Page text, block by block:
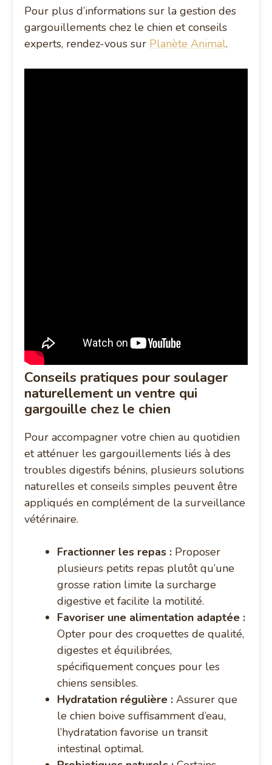
Pour plus d’informations sur la gestion des
gargouillements chez le chien et conseils
experts, rendez-vous sur Planète Animal.
Conseils pratiques pour soulager
naturellement un ventre qui
gargouille chez le chien
Pour accompagner votre chien au quotidien
et atténuer les gargouillements liés à des
troubles digestifs bénins, plusieurs solutions
naturelles et conseils simples peuvent être
appliqués en complément de la surveillance
vétérinaire.
Fractionner les repas : Proposer
plusieurs petits repas plutôt qu’une
grosse ration limite la surcharge
digestive et facilite la motilité.
Favoriser une alimentation adaptée :
Opter pour des croquettes de qualité,
digestes et équilibrées,
spécifiquement conçues pour les
chiens sensibles.
Hydratation régulière : Assurer que
le chien boive suffisamment d’eau,
l’hydratation favorise un transit
intestinal optimal.